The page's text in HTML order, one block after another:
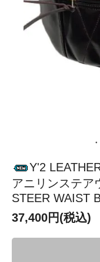
Y'2
アニリンステア
STEER WAIST
37,400円(税込)